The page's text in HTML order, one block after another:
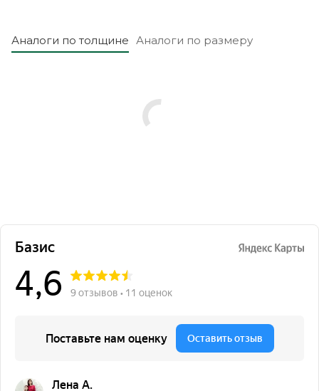
Аналоги по толщине Аналоги по размеру